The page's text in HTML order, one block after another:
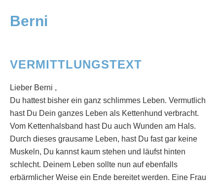
Berni
VERMITTLUNGSTEXT
Lieber Berni ,
Du hattest bisher ein ganz schlimmes Leben. Vermutlich
hast Du Dein ganzes Leben als Kettenhund verbracht.
Vom Kettenhalsband hast Du auch Wunden am Hals.
Durch dieses grausame Leben, hast Du fast gar keine
Muskeln, Du kannst kaum stehen und läufst hinten
schlecht. Deinem Leben sollte nun auf ebenfalls
erbärmlicher Weise ein Ende bereitet werden. Eine Frau